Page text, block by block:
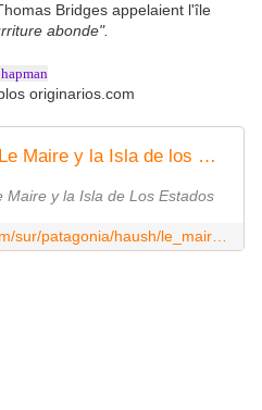
Bridges appelaient l'île
abonde".
originarios.com
Mitología: Estrecho de Le Maire y la Isla de los Estados
y la Isla de Los Estados